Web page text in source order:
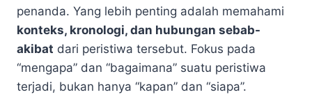
penanda. Yang lebih penting adalah memahami
konteks, kronologi, dan hubungan sebab-
akibat dari peristiwa tersebut. Fokus pada
“mengapa” dan “bagaimana” suatu peristiwa
terjadi, bukan hanya “kapan” dan “siapa”.